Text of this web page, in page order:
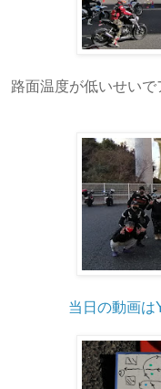
路面温度が低いせい
当日の動画は